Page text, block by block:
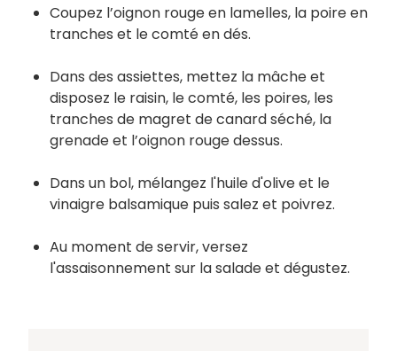
Coupez l’oignon rouge en lamelles, la poire en
tranches et le comté en dés.
Dans des assiettes, mettez la mâche et
disposez le raisin, le comté, les poires, les
tranches de magret de canard séché, la
grenade et l’oignon rouge dessus.
Dans un bol, mélangez l'huile d'olive et le
vinaigre balsamique puis salez et poivrez.
Au moment de servir, versez
l'assaisonnement sur la salade et dégustez.